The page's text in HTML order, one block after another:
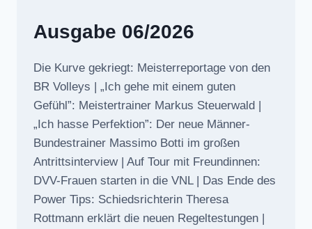
Ausgabe 06/2026
Die Kurve gekriegt: Meisterreportage von den
BR Volleys | „Ich gehe mit einem guten
Gefühl”: Meistertrainer Markus Steuerwald |
„Ich hasse Perfektion”: Der neue Männer-
Bundestrainer Massimo Botti im großen
Antrittsinterview | Auf Tour mit Freundinnen:
DVV-Frauen starten in die VNL | Das Ende des
Power Tips: Schiedsrichterin Theresa
Rottmann erklärt die neuen Regeltestungen |